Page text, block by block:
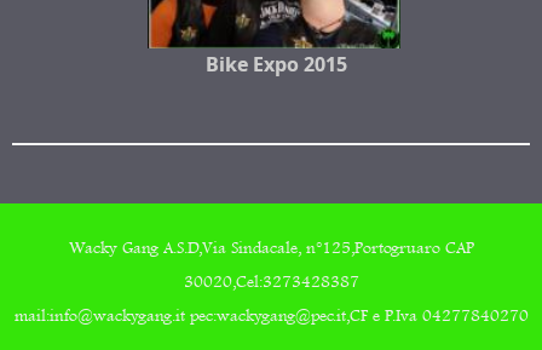
Bike Expo 2015
Wacky Gang A.S.D,Via Sindacale, n°125,Portogruaro CAP
30020,Cel:3273428387
mail:info@wackygang.it pec:wackygang@pec.it,CF e P.Iva 04277840270